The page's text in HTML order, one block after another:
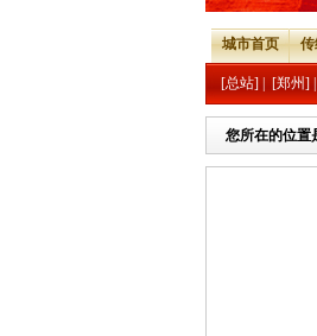
城市首页
[总站] [郑州]
您所在的位置